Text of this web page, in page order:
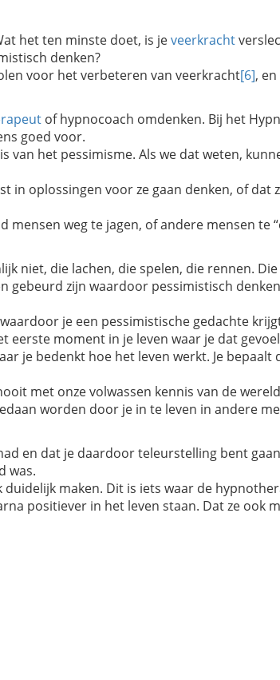
het ten minste doet, is jeveerkracht
denken?
voor het verbeteren van veerkracht[6],
of hypnocoach omdenken. Bij het
goed voor.
het pessimisme. Als we dat weten,
oplossingen voor ze gaan denken, of dat
weg te jagen, of andere mensen te
niet, die lachen, die spelen, die rennen.
gebeurd zijn waardoor pessimistisch
je een pessimistische gedachte
moment in je leven waar je dat
je bedenkt hoe het leven werkt. Je bepaalt
met onze volwassen kennis van de
worden door je in te leven in andere
en dat je daardoor teleurstelling bent
was.
maken. Dit is iets waar de
positiever in het leven staan. Dat ze ook